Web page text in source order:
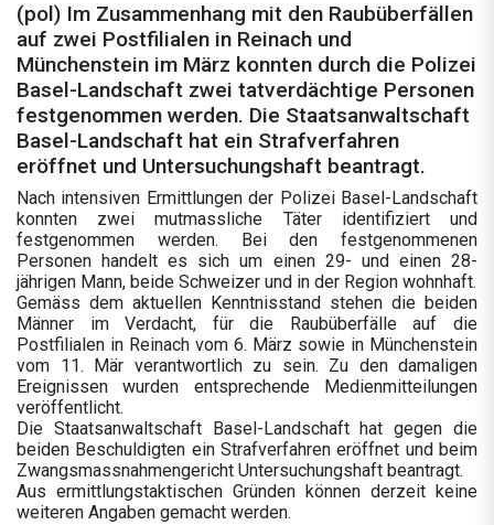
(pol) Im Zusammenhang mit den Raubüberfällen
auf zwei Postfilialen in Reinach und
Münchenstein im März konnten durch die Polizei
Basel-Landschaft zwei tatverdächtige Personen
festgenommen werden. Die Staatsanwaltschaft
Basel-Landschaft hat ein Strafverfahren
eröffnet und Untersuchungshaft beantragt.
Nach intensiven Ermittlungen der Polizei Basel-Landschaft
konnten zwei mutmassliche Täter identifiziert und
festgenommen werden. Bei den festgenommenen
Personen handelt es sich um einen 29- und einen 28-
jährigen Mann, beide Schweizer und in der Region wohnhaft.
Gemäss dem aktuellen Kenntnisstand stehen die beiden
Männer im Verdacht, für die Raubüberfälle auf die
Postfilialen in Reinach vom 6. März sowie in Münchenstein
vom 11. Mär verantwortlich zu sein. Zu den damaligen
Ereignissen wurden entsprechende Medienmitteilungen
veröffentlicht.
Die Staatsanwaltschaft Basel-Landschaft hat gegen die
beiden Beschuldigten ein Strafverfahren eröffnet und beim
Zwangsmassnahmengericht Untersuchungshaft beantragt.
Aus ermittlungstaktischen Gründen können derzeit keine
weiteren Angaben gemacht werden.